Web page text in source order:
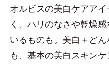
オルビスの美白ケアア
く、ハリのなさや乾燥
いるものも。美白＋ど
も、基本の美白スキンケ